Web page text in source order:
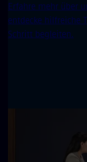
Erfahre mehr über
entdecke hilfreiche
Schritt begleiten.